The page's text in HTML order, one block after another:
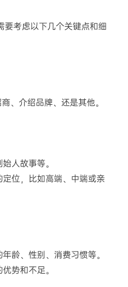
要考虑以下几个关键点和细
、介绍品牌、还是其他。
人故事等。
位，比如高端、中端或亲
龄、性别、消费习惯等。
势和不足。